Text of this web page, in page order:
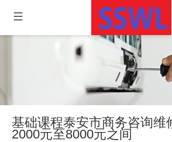
基础课程泰安市商务咨询维
2000元至8000元之间